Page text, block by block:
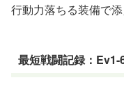
行動力落ちる装備で添
最短戦闘記録：